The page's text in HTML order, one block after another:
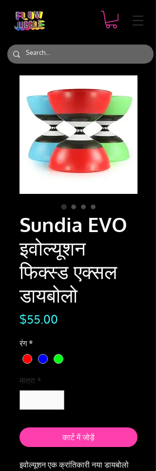
Sundia EVO
इवोल्यूशन
फिक्स्ड एक्सल
डायबोलो
$55.00
रंग *
मात्रा *
कार्ट में जोड़ें
इवोल्यूशन एक क्रांतिकारी नया डायबोलो